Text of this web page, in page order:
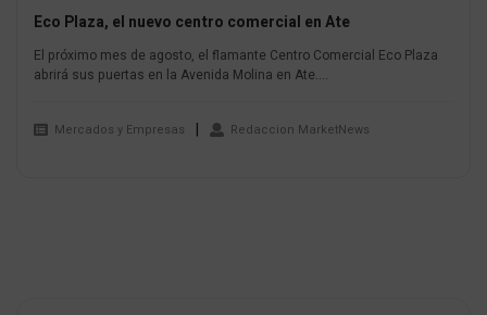
Eco Plaza, el nuevo centro comercial en Ate
El próximo mes de agosto, el flamante Centro Comercial Eco Plaza
abrirá sus puertas en la Avenida Molina en Ate....
Mercados y Empresas Redaccion MarketNews